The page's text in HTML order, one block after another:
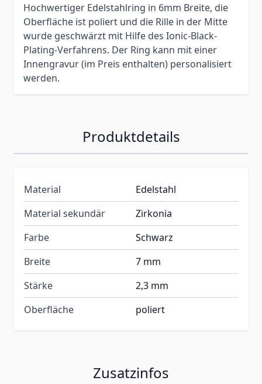
Hochwertiger Edelstahlring in 6mm Breite, die
Oberfläche ist poliert und die Rille in der Mitte
wurde geschwärzt mit Hilfe des Ionic-Black-
Plating-Verfahrens. Der Ring kann mit einer
Innengravur (im Preis enthalten) personalisiert
werden.
Produktdetails
Material
Edelstahl
Material sekundär
Zirkonia
Farbe
Schwarz
Breite
7 mm
Stärke
2,3 mm
Oberfläche
poliert
Zusatzinfos